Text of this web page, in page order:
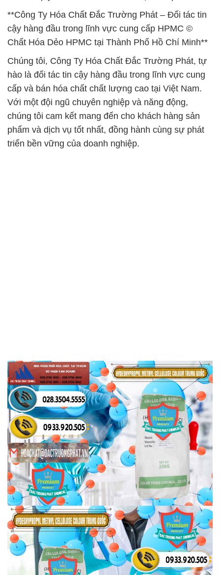
**Công Ty Hóa Chất Đắc Trường Phát – Đối tác tin
cậy hàng đầu trong lĩnh vực cung cấp HPMC ©
Chất Hóa Dẻo HPMC tại Thành Phố Hồ Chí Minh**
Chúng tôi, Công Ty Hóa Chất Đắc Trường Phát, tự
hào là đối tác tin cậy hàng đầu trong lĩnh vực cung
cấp và bán hóa chất chất lượng cao tại Việt Nam.
Với một đội ngũ chuyên nghiệp và năng động,
chúng tôi cam kết mang đến cho khách hàng sản
phẩm và dịch vụ tốt nhất, đồng hành cùng sự phát
triển bền vững của doanh nghiệp.